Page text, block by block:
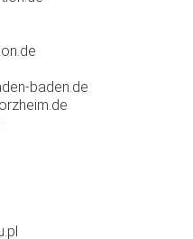
baden.de